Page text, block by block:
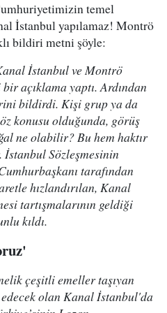
temel
İstanbul yapılamaz! Montrö
bildiri metni şöyle:
İstanbul ve Montrö
açıklama yaptı. Ardından
bildirdi. Kişi grup ya da
konusu olduğunda, görüş
ne olabilir? Bu hem haktır
Sözleşmesinin
tarafından
hızlandırılan, Kanal
tartışmalarının geldiği
kıldı.
çeşitli emeller taşıyan
olan Kanal İstanbul'da